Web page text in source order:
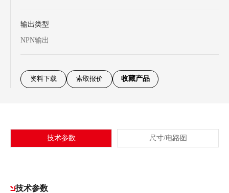
输出类型
NPN输出
资料下载 索取报价 收藏产品
技术参数 尺寸/电路图
技术参数